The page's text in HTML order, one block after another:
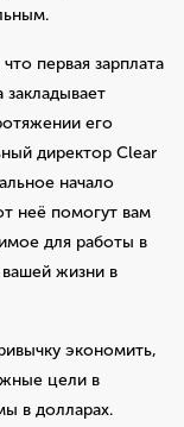
первая зарплата
его
директор Clear
начало
неё помогут вам
для работы в
жизни в
экономить,
цели в
в долларах.